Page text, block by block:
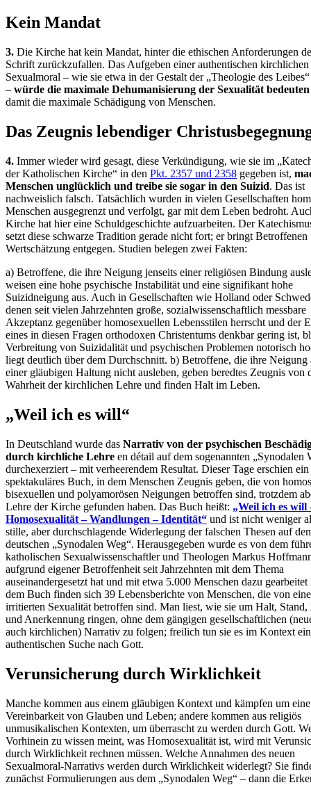
Kein Mandat
3. Die Kirche hat kein Mandat, hinter die ethischen Anforderungen
Schrift zurückzufallen. Das Aufgeben einer authentischen kirchlichen
Sexualmoral – wie sie etwa in der Gestalt der „Theologie des
– würde die maximale Dehumanisierung der Sexualität bedeuten
damit die maximale Schädigung von Menschen.
Das Zeugnis lebendiger
4. Immer wieder wird gesagt, diese Verkündigung, wie sie im
der Katholischen Kirche“ in den Pkt. 2357 und 2358 gegeben ist,
Menschen unglücklich und treibe sie sogar in den Suizid. Das ist
nachweislich falsch. Tatsächlich wurden in vielen Gesellschaften
Menschen ausgegrenzt und verfolgt, gar mit dem Leben bedroht.
Kirche hat hier eine Schuldgeschichte aufzuarbeiten. Der
setzt diese schwarze Tradition gerade nicht fort; er bringt Betroffenen
Wertschätzung entgegen. Studien belegen zwei Fakten:
a) Betroffene, die ihre Neigung jenseits einer religiösen Bindung
weisen eine hohe psychische Instabilität und eine signifikant hohe
Suizidneigung aus. Auch in Gesellschaften wie Holland oder
denen seit vielen Jahrzehnten große, sozialwissenschaftlich messbare
Akzeptanz gegenüber homosexuellen Lebensstilen herrscht und der
eines in diesen Fragen orthodoxen Christentums denkbar gering ist,
Verbreitung von Suizidalität und psychischen Problemen notorisch
liegt deutlich über dem Durchschnitt. b) Betroffene, die ihre Neigung
einer gläubigen Haltung nicht ausleben, geben beredtes Zeugnis von
Wahrheit der kirchlichen Lehre und finden Halt im Leben.
„Weil ich es will“
In Deutschland wurde das Narrativ von der psychischen
durch kirchliche Lehre en détail auf dem sogenannten „Synodalen
durchexerziert – mit verheerendem Resultat. Dieser Tage erschien ein
spektakuläres Buch, in dem Menschen Zeugnis geben, die von
bisexuellen und polyamorösen Neigungen betroffen sind, trotzdem
Lehre der Kirche gefunden haben. Das Buch heißt: „Weil ich es will
Homosexualität – Wandlungen – Identität“ und ist nicht weniger
stille, aber durchschlagende Widerlegung der falschen Thesen auf
deutschen „Synodalen Weg“. Herausgegeben wurde es von dem
katholischen Sexualwissenschaftler und Theologen Markus
aufgrund eigener Betroffenheit seit Jahrzehnten mit dem Thema
auseinandergesetzt hat und mit etwa 5.000 Menschen dazu gearbeitet
dem Buch finden sich 39 Lebensberichte von Menschen, die von
irritierten Sexualität betroffen sind. Man liest, wie sie um Halt, Stand,
und Anerkennung ringen, ohne dem gängigen gesellschaftlichen
auch kirchlichen) Narrativ zu folgen; freilich tun sie es im Kontext
authentischen Suche nach Gott.
Verunsicherung durch Wirklichkeit
Manche kommen aus einem gläubigen Kontext und kämpfen um eine
Vereinbarkeit von Glauben und Leben; andere kommen aus religiös
unmusikalischen Kontexten, um überrascht zu werden durch Gott.
Vorhinein zu wissen meint, was Homosexualität ist, wird mit
durch Wirklichkeit rechnen müssen. Welche Annahmen des neuen
Sexualmoral-Narrativs werden durch Wirklichkeit widerlegt? Sie
zunächst Formulierungen aus dem „Synodalen Weg“ – dann die